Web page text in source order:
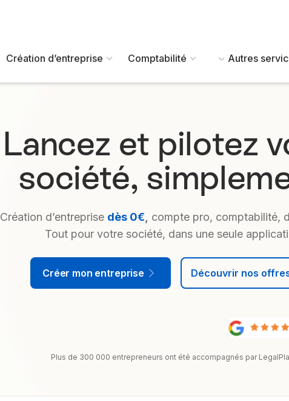
Création d’entreprise Comptabilité Autres
Lancez et pilotez
société,
Création d’entreprise dès 0€
compte pro, comptabilité,
Tout pour votre société, dans une seule
Créer mon entreprise Découvrir nos
Plus de 300 000 entrepreneurs ont été accompagnés par